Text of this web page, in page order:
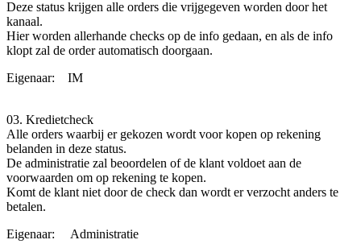
Deze status krijgen alle orders die vrijgegeven worden door het
kanaal.
Hier worden allerhande checks op de info gedaan, en als de info
klopt zal de order automatisch doorgaan.
Eigenaar:
​IM
03. Kredietcheck
Alle orders waarbij er gekozen wordt voor kopen op rekening
belanden in deze status.
De administratie zal beoordelen of de klant voldoet aan de
voorwaarden om op rekening te kopen.
Komt de klant niet door de check dan wordt er verzocht anders te
betalen.
Eigenaar:
​Administratie